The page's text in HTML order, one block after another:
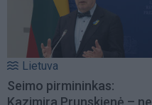
Lietuva
Seimo pirmininkas:
Kazimira Prunskienė – ne